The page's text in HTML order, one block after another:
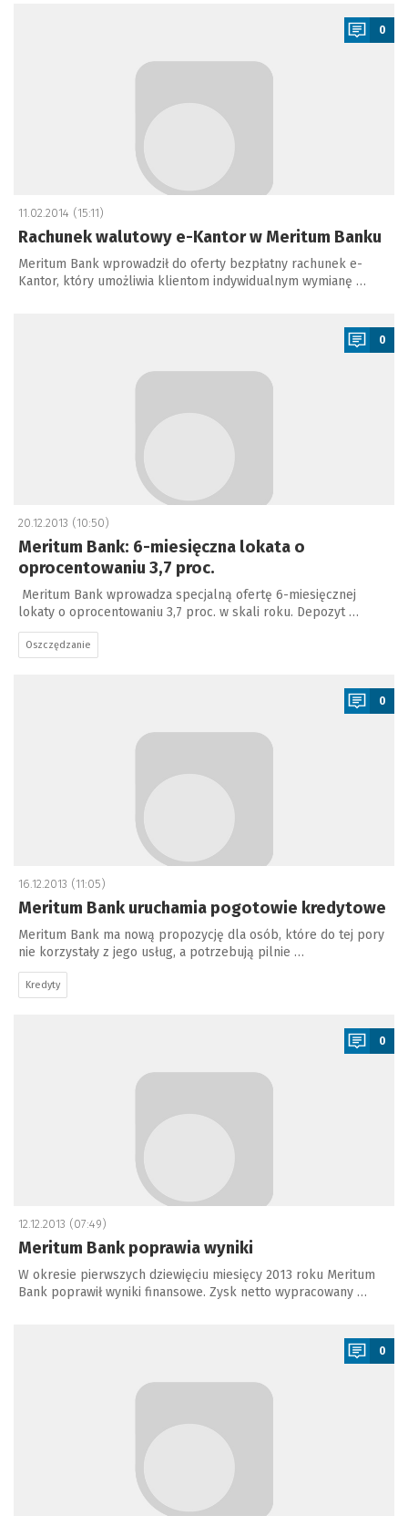
0
11.02.2014 (15:11)
Rachunek walutowy e-Kantor w Meritum Banku
Meritum Bank wprowadził do oferty bezpłatny rachunek e-
Kantor, który umożliwia klientom indywidualnym wymianę …
0
20.12.2013 (10:50)
Meritum Bank: 6-miesięczna lokata o
oprocentowaniu 3,7 proc.
Meritum Bank wprowadza specjalną ofertę 6-miesięcznej
lokaty o oprocentowaniu 3,7 proc. w skali roku. Depozyt …
Oszczędzanie
0
16.12.2013 (11:05)
Meritum Bank uruchamia pogotowie kredytowe
Meritum Bank ma nową propozycję dla osób, które do tej pory
nie korzystały z jego usług, a potrzebują pilnie …
Kredyty
0
12.12.2013 (07:49)
Meritum Bank poprawia wyniki
W okresie pierwszych dziewięciu miesięcy 2013 roku Meritum
Bank poprawił wyniki finansowe. Zysk netto wypracowany …
0